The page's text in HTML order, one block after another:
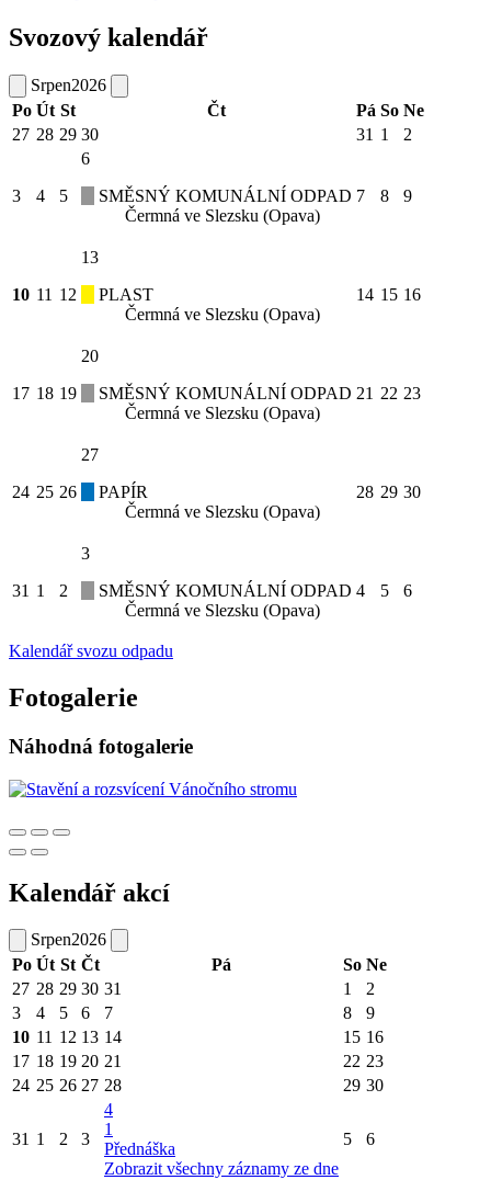
Svozový kalendář
Srpen2026
Po Út St Čt Pá So Ne
27 28 29 30 31 1 2
3 4 5
6
SMĚSNÝ KOMUNÁLNÍ ODPAD
Čermná ve Slezsku (Opava)
7 8 9
10 11 12
13
PLAST
Čermná ve Slezsku (Opava)
14 15 16
17 18 19
20
SMĚSNÝ KOMUNÁLNÍ ODPAD
Čermná ve Slezsku (Opava)
21 22 23
24 25 26
27
PAPÍR
Čermná ve Slezsku (Opava)
28 29 30
31 1 2
3
SMĚSNÝ KOMUNÁLNÍ ODPAD
Čermná ve Slezsku (Opava)
4 5 6
Kalendář svozu odpadu
Fotogalerie
Náhodná fotogalerie
Kalendář akcí
Srpen2026
Po Út St Čt Pá So Ne
27 28 29 30 31 1
2
3
4 5 6 7 8
9
10 11 12 13 14 15 16
17 18 19 20 21 22 23
24 25 26 27 28 29 30
31 1 2 3
4
1
Přednáška
Zobrazit všechny záznamy ze dne
5 6